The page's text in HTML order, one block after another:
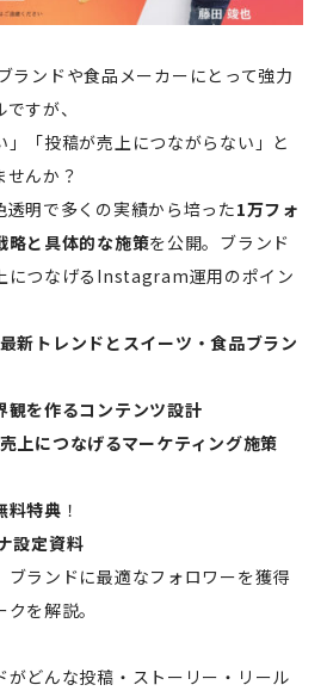
ンドや食品メーカーにとって強力
すが、
」「投稿が売上につながらない」と
せんか？
明で多くの実績から培った1万フォ
略と具体的な施策を公開。ブランド
につなげるInstagram運用のポイン
トレンドとスイーツ・食品ブラン
観を作るコンテンツ設計
につなげるマーケティング施策
料特典 ！
設定資料
ブランドに最適なフォロワーを獲得
を解説。
がどんな投稿・ストーリー・リール